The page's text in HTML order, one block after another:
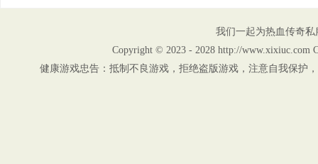
我们一起为热血传奇
Copyright © 2023 - 2028 http://www.xixiuc.com
健康游戏忠告：抵制不良游戏，拒绝盗版游戏，注意自我保护